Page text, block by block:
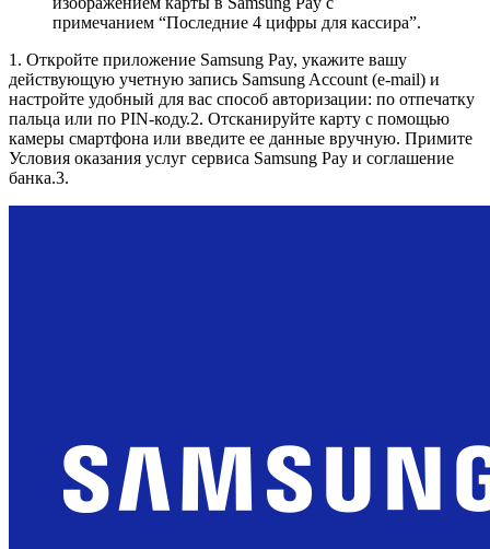
примечанием “Последние 4 цифры для кассира”.
1. Откройте приложение Samsung Pay, укажите вашу
действующую учетную запись Samsung Account (e-mail) и
настройте удобный для вас способ авторизации: по отпечатку
пальца или по PIN-коду.2. Отсканируйте карту с помощью
камеры смартфона или введите ее данные вручную. Примите
Условия оказания услуг сервиса Samsung Pay и соглашение
банка.3.